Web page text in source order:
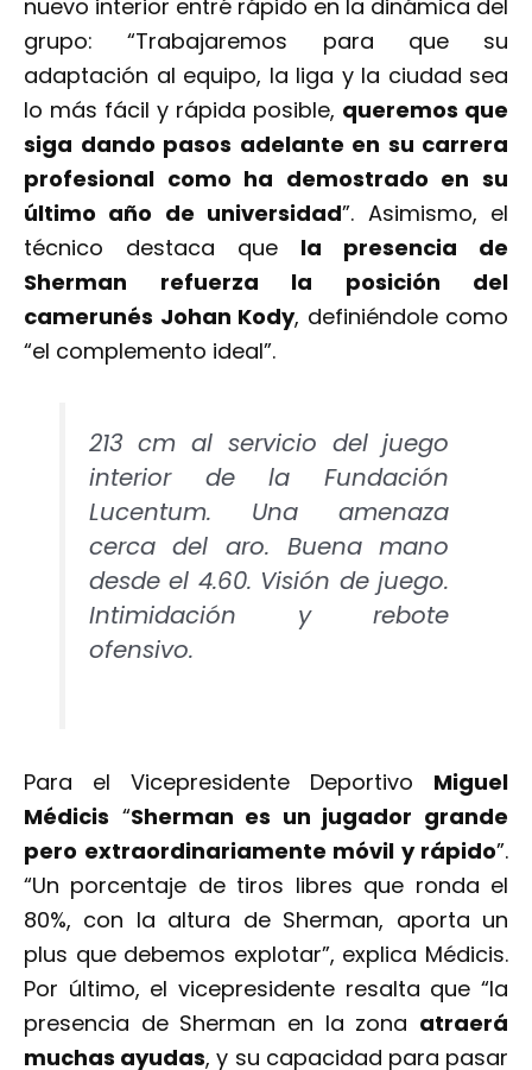
nuevo interior entré rápido en la dinámica del
grupo: “Trabajaremos para que su
adaptación al equipo, la liga y la ciudad sea
lo más fácil y rápida posible, queremos que
siga dando pasos adelante en su carrera
profesional como ha demostrado en su
último año de universidad”. Asimismo, el
técnico destaca que la presencia de
Sherman refuerza la posición del
camerunés Johan Kody, definiéndole como
“el complemento ideal”.
213 cm al servicio del juego
interior de la Fundación
Lucentum. Una amenaza
cerca del aro. Buena mano
desde el 4.60. Visión de juego.
Intimidación y rebote
ofensivo.
Para el Vicepresidente Deportivo Miguel
Médicis “Sherman es un jugador grande
pero extraordinariamente móvil y rápido”.
“Un porcentaje de tiros libres que ronda el
80%, con la altura de Sherman, aporta un
plus que debemos explotar”, explica Médicis.
Por último, el vicepresidente resalta que “la
presencia de Sherman en la zona atraerá
muchas ayudas, y su capacidad para pasar